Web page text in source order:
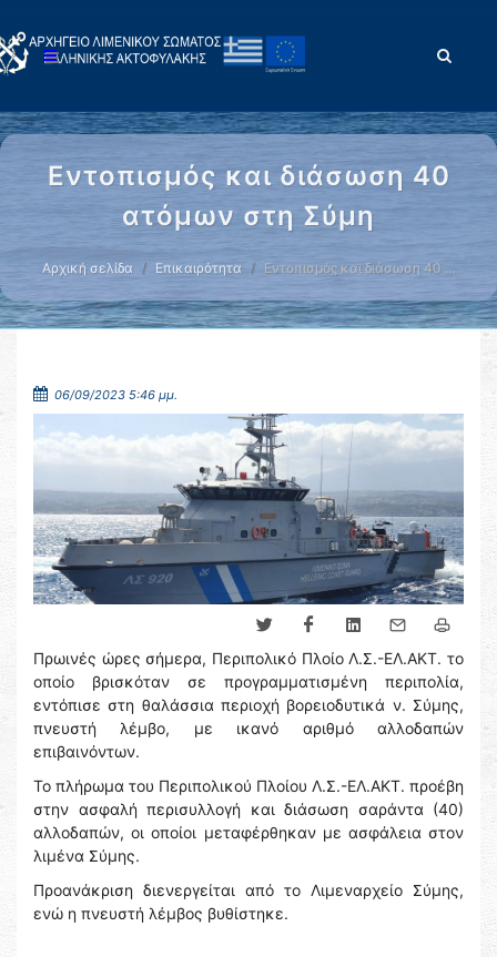
Εντοπισμός και διάσωση 40
ατόμων στη Σύμη
Αρχική σελίδα Επικαιρότητα Εντοπισμός και διάσωση 40 …
06/09/2023 5:46 μμ.
Πρωινές ώρες σήμερα, Περιπολικό Πλοίο Λ.Σ.-ΕΛ.ΑΚΤ. το
οποίο βρισκόταν σε προγραμματισμένη περιπολία,
εντόπισε στη θαλάσσια περιοχή βορειοδυτικά ν. Σύμης,
πνευστή λέμβο, με ικανό αριθμό αλλοδαπών
επιβαινόντων.
Το πλήρωμα του Περιπολικού Πλοίου Λ.Σ.-ΕΛ.ΑΚΤ. προέβη
στην ασφαλή περισυλλογή και διάσωση σαράντα (40)
αλλοδαπών, οι οποίοι μεταφέρθηκαν με ασφάλεια στον
λιμένα Σύμης.
Προανάκριση διενεργείται από το Λιμεναρχείο Σύμης,
ενώ η πνευστή λέμβος βυθίστηκε.